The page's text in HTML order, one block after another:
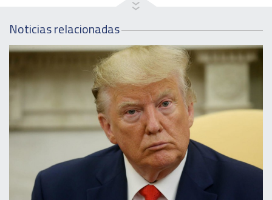
Noticias relacionadas